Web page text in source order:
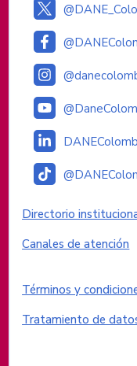
Enlaces
Directorio
Canales de atención
Enlaces del
Términos y
Tratamiento de